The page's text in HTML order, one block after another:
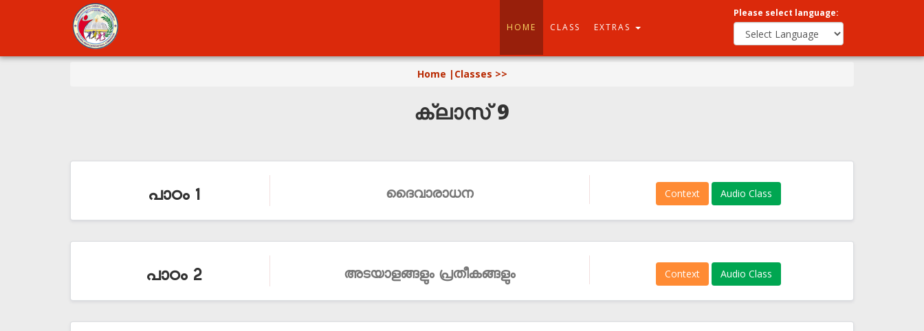
HOME CLASS EXTRAS
Please select language:
Home | Classes >>
ക്ലാസ് 9
പാഠം 1 ദൈവാരാധന Context Audio Class
പാഠം 2 അടയാളങ്ങളും പ്രതീകങ്ങളും Context Audio Class